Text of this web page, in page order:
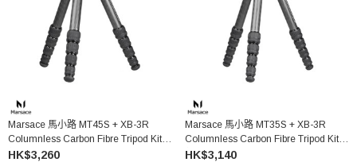
Marsace 馬小路 MT45S + XB-3R
Columnless Carbon Fibre Tripod Kit
無中軸碳纖維三腳架雲台套裝
HK$3,260
Marsace 馬小路 MT35S + XB-3R
Columnless Carbon Fibre Tripod Kit
無中軸碳纖維三腳架雲台套裝
HK$3,140